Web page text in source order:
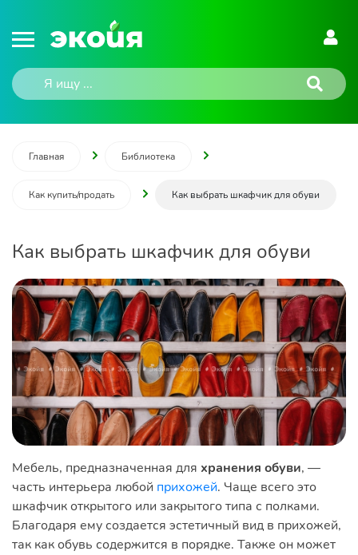
Главная Библиотека
Как купить/продать Как выбрать шкафчик для обуви
Как выбрать шкафчик для обуви
Мебель, предназначенная для хранения обуви, —
часть интерьера любой прихожей. Чаще всего это
шкафчик открытого или закрытого типа с полками.
Благодаря ему создается эстетичный вид в прихожей,
так как обувь содержится в порядке. Также он может